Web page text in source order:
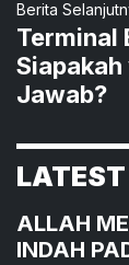
Berita
Terminal
Jawab?
ALLAH
INDAH